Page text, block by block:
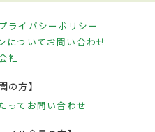
プライバシーポリシー
についてお問い合わせ
社
の方】
って お問い合わせ